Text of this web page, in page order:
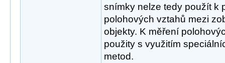
snímky nelze tedy použít k
polohových vztahů mezi
objekty. K měření
použity s využitím
metod.